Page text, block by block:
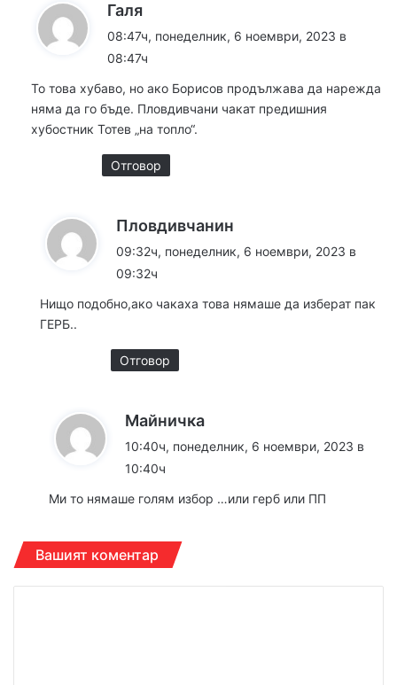
Галя
:
08:47ч, понеделник, 6 ноември, 2023 в
08:47ч
То това хубаво, но ако Борисов продължава да нарежда
няма да го бъде. Пловдивчани чакат предишния
хубостник Тотев „на топло“.
Отговор
Пловдивчанин
:
09:32ч, понеделник, 6 ноември, 2023 в
09:32ч
Нищо подобно,ако чакаха това нямаше да изберат пак
ГЕРБ..
Отговор
Майничка
:
10:40ч, понеделник, 6 ноември, 2023 в
10:40ч
Ми то нямаше голям избор …или герб или ПП
Вашият коментар